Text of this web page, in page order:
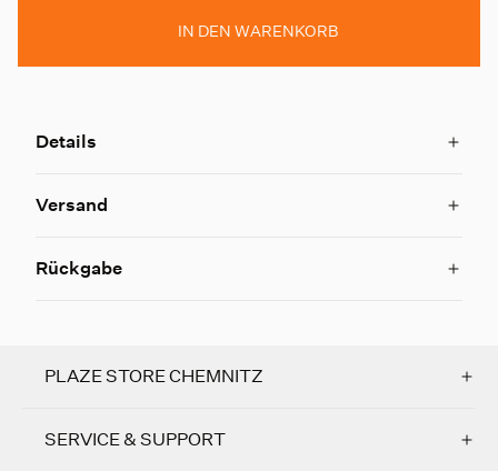
IN DEN WARENKORB
Details
Versand
Rückgabe
PLAZE STORE CHEMNITZ
SERVICE & SUPPORT